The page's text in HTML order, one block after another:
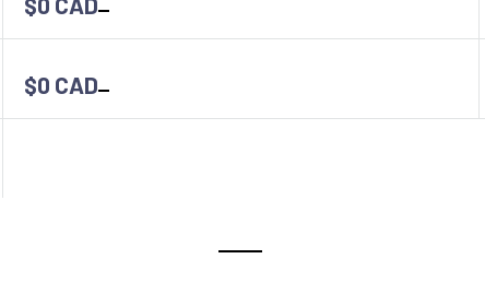
$0 CAD